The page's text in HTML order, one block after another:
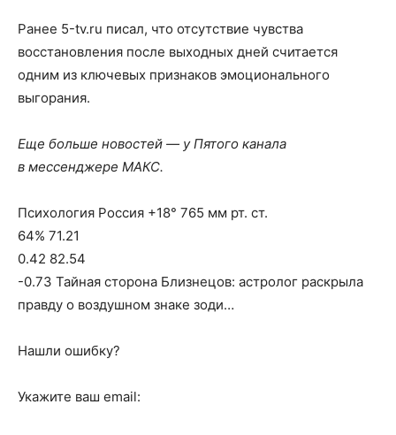
Ранее 5-tv.ru писал, что отсутствие чувства
восстановления после выходных дней считается
одним из ключевых признаков эмоционального
выгорания.
Еще больше новостей — у Пятого канала
в мессенджере МАКС.
Психология Россия +18° 765 мм рт. ст.
64% 71.21
0.42 82.54
-0.73 Тайная сторона Близнецов: астролог раскрыла
правду о воздушном знаке зоди…
Нашли ошибку?
Укажите ваш email: